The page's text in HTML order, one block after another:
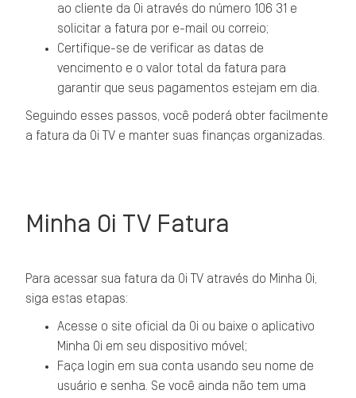
ao cliente da Oi através do número 106 31 e
solicitar a fatura por e-mail ou correio;
Certifique-se de verificar as datas de
vencimento e o valor total da fatura para
garantir que seus pagamentos estejam em dia.
Seguindo esses passos, você poderá obter facilmente
a fatura da Oi TV e manter suas finanças organizadas.
Minha Oi TV Fatura
Para acessar sua fatura da Oi TV através do Minha Oi,
siga estas etapas:
Acesse o site oficial da Oi ou baixe o aplicativo
Minha Oi em seu dispositivo móvel;
Faça login em sua conta usando seu nome de
usuário e senha. Se você ainda não tem uma